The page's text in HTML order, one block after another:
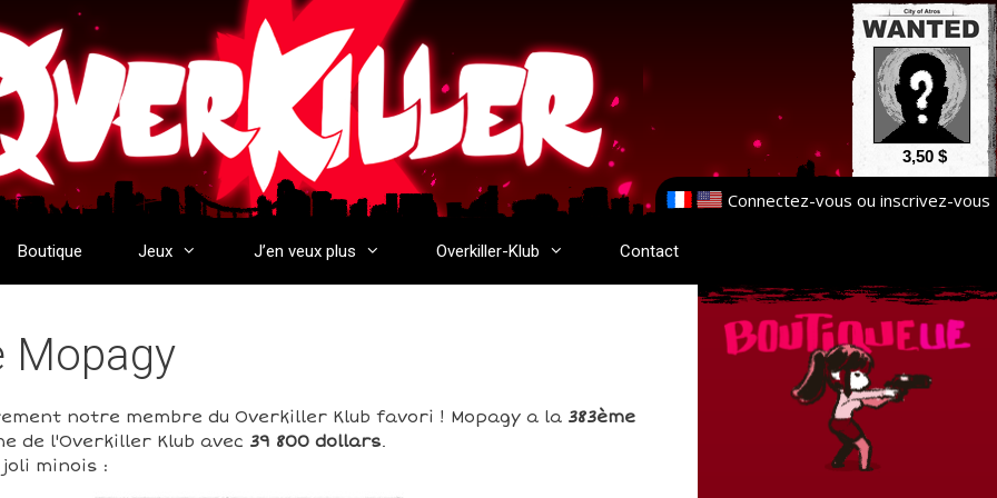
3,50 $
Connectez-vous ou inscrivez-vous
Boutique Jeux J’en veux plus Overkiller-Klub Contact
Mopagy
notre membre du Overkiller Klub favori ! Mopagy a la 383ème
de l'Overkiller Klub avec 39 800 dollars.
minois :